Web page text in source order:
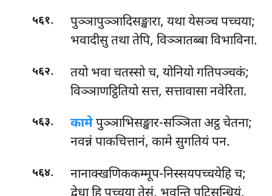
५६१.
पुञ्ञापुञ्ञादिसङ्खारा, यथा येसञ्च पच्चया;
भवादीसु तथा तेपि, विञ्ञातब्बा विभाविना.
५६२.
तयो भवा चतस्सो च, योनियो गतिपञ्चकं;
विञ्ञाणट्ठितियो सत्त, सत्तावासा नवेरिता.
५६३. कामेपुञ्ञाभिसङ्खार-सञ्ञिता अट्ठ चेतना;
नवन्नं पाकचित्तानं, कामे सुगतियं पन.
५६४.
नानाक्खणिककम्मूप-निस्सयपच्चयेहि च;